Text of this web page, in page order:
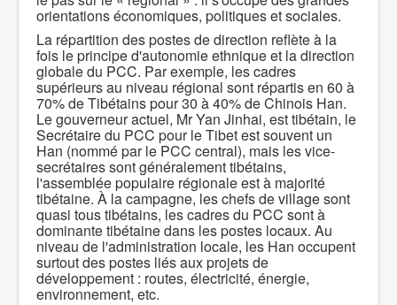
orientations économiques, politiques et sociales.
La répartition des postes de direction reflète à la
fois le principe d'autonomie ethnique et la direction
globale du PCC. Par exemple, les cadres
supérieurs au niveau régional sont répartis en 60 à
70% de Tibétains pour 30 à 40% de Chinois Han.
Le gouverneur actuel, Mr Yan Jinhai, est tibétain, le
Secrétaire du PCC pour le Tibet est souvent un
Han (nommé par le PCC central), mais les vice-
secrétaires sont généralement tibétains,
l'assemblée populaire régionale est à majorité
tibétaine. À la campagne, les chefs de village sont
quasi tous tibétains, les cadres du PCC sont à
dominante tibétaine dans les postes locaux. Au
niveau de l'administration locale, les Han occupent
surtout des postes liés aux projets de
développement : routes, électricité, énergie,
environnement, etc.